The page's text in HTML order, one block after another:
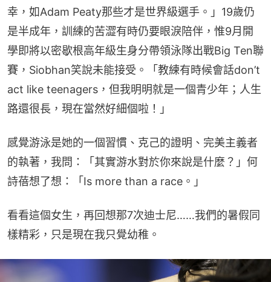
幸，如Adam Peaty那些才是世界級選手。」19歲仍
是半成年，訓練的苦澀有時仍要眼淚陪伴，惟9月開
學即將以密歇根高年級生身分帶領泳隊出戰Big Ten聯
賽，Siobhan笑說未能接受。「教練有時候會話don’t
act like teenagers，但我明明就是一個青少年；人生
路還很長，現在當然好細個啦！」
感覺游泳是她的一個習慣、克己的證明、完美主義者
的執著，我問：「其實游水對於你來說是什麼？」何
詩蓓想了想：「Is more than a race。」
看看這個女生，再回想那7次迪士尼……我們的暑假同
樣精彩，只是現在我只覺幼稚。